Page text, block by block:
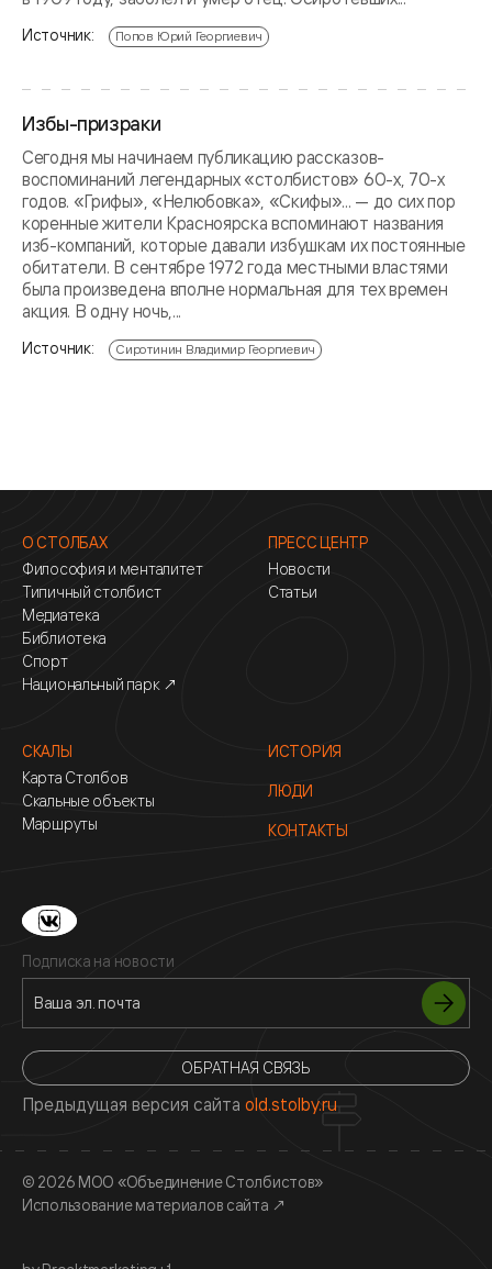
Источник: Попов Юрий Георгиевич
Избы-призраки
Сегодня мы начинаем публикацию рассказов-
воспоминаний легендарных «столбистов» 60-х, 70-х
годов. «Грифы», «Нелюбовка», «Скифы»... — до сих пор
коренные жители Красноярска вспоминают названия
изб-компаний, которые давали избушкам их постоянные
обитатели. В сентябре 1972 года местными властями
была произведена вполне нормальная для тех времен
акция. В одну ночь,...
Источник: Сиротинин Владимир Георгиевич
О СТОЛБАХ
Философия и менталитет
Типичный столбист
Медиатека
Библиотека
Спорт
Национальный парк ↗
ПРЕСС ЦЕНТР
Новости
Статьи
СКАЛЫ
Карта Столбов
Скальные объекты
Маршруты
ИСТОРИЯ
ЛЮДИ
КОНТАКТЫ
Подписка на новости
ОБРАТНАЯ СВЯЗЬ
Предыдущая версия сайта old.stolby.ru
© 2026 МОО «Объединение Столбистов»
Использование материалов сайта ↗